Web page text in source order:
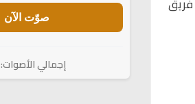
صوّت الآن
إجمالي الأصوات: 73